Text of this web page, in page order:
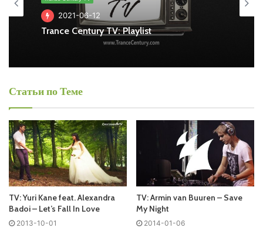
2021-06-12
Trance Century TV: Playlist
Статьи по Теме
TV: Yuri Kane feat. Alexandra
Badoi – Let’s Fall In Love
2013-10-01
TV: Armin van Buuren – Save
My Night
2014-01-06